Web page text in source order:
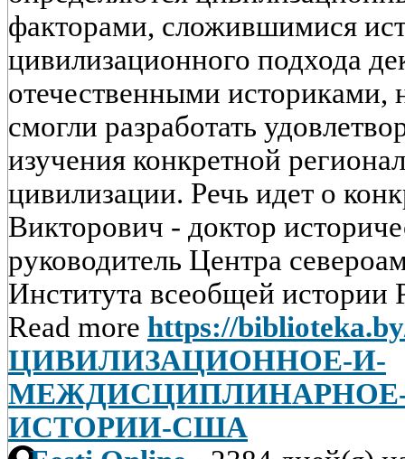
факторами, сложившимися
цивилизационного подхода
отечественными историками,
смогли разработать
изучения конкретной
цивилизации. Речь идет о
Викторович - доктор
руководитель Центра
Института всеобщей истории
Read more https://
ЦИВИЛИЗАЦИОННОЕ-И-
ИСТОРИИ-США